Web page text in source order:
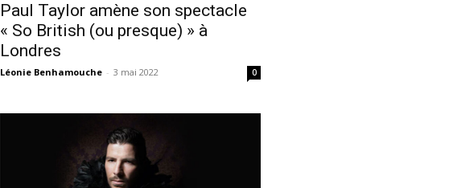
Paul Taylor amène son spectacle
« So British (ou presque) » à
Londres
Léonie Benhamouche - 3 mai 2022 0